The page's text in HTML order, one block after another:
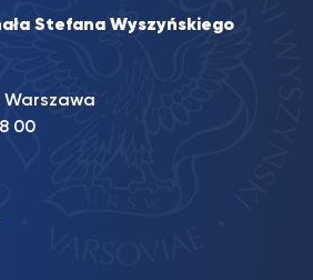
Stefana Wyszyńskiego
Warszawa
00